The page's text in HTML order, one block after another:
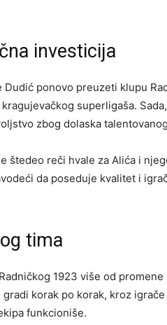
investicija
ponovo preuzeti klupu
superligaša.
zbog dolaska
štedeo reči hvale za Alića i
da poseduje kvalitet i
tima
1923 više od
korak po korak, kroz
funkcioniše.